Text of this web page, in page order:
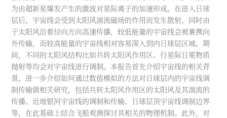
为由超新星爆发产生的激波对星际离子的加速形成。在进入日球
层后，宇宙线会受到太阳风湍流磁场的作用而发生散射，同时由
于太阳风沿着径向方向高速传播，较低能量的宇宙线会被裹携向
外传输，而较高能量的宇宙线相对容易深入到内日球层区域。期
间，不同的太阳风结构比如共转太阳风作用区、行星际日冕物质
抛射等均会对宇宙线进行调制。本报告首先介绍宇宙线的相关背
景，进一步介绍如何通过数值模拟的方法对日球层内的宇宙线调
制传输做相关研究，包括共转太阳风作用区的太阳风及其湍流的
传播、近地银河宇宙线的调制和传输、日球层顶宇宙线调制边界
等，在此基础上结合飞船观测探讨其相关的物理机制。此外，对